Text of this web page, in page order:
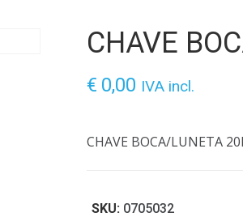
CHAVE
€ 0,00 IVA incl.
CHAVE BOCA/LUNETA
SKU: 0705032